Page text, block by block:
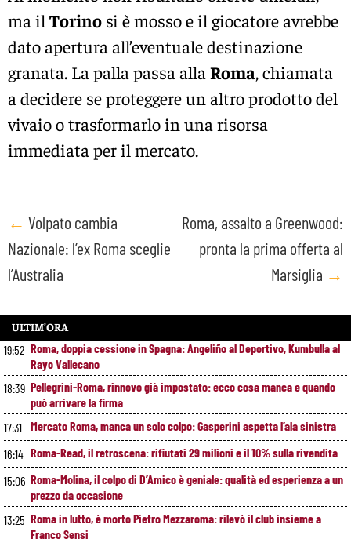
ma il Torino si è mosso e il giocatore avrebbe
dato apertura all’eventuale destinazione
granata. La palla passa alla Roma, chiamata
a decidere se proteggere un altro prodotto del
vivaio o trasformarlo in una risorsa
immediata per il mercato.
Post
navigation
← Volpato cambia
Nazionale: l’ex Roma sceglie
l’Australia
Roma, assalto a Greenwood:
pronta la prima offerta al
Marsiglia →
ULTIM’ORA
19:52 Roma, doppia cessione in Spagna: Angeliño al Deportivo, Kumbulla al
Rayo Vallecano
18:39 Pellegrini-Roma, rinnovo già impostato: ecco cosa manca e quando
può arrivare la firma
17:31 Mercato Roma, manca un solo colpo: Gasperini aspetta l’ala sinistra
16:14 Roma-Read, il retroscena: rifiutati 29 milioni e il 10% sulla rivendita
15:06 Roma-Molina, il colpo di D’Amico è geniale: qualità ed esperienza a un
prezzo da occasione
13:25 Roma in lutto, è morto Pietro Mezzaroma: rilevò il club insieme a
Franco Sensi